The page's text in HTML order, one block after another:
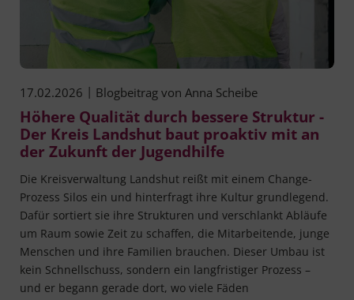
17.02.2026 | Blogbeitrag von Anna Scheibe
Höhere Qualität durch bessere Struktur -
Der Kreis Landshut baut proaktiv mit an
der Zukunft der Jugendhilfe
Die Kreisverwaltung Landshut reißt mit einem Change-
Prozess Silos ein und hinterfragt ihre Kultur grundlegend.
Dafür sortiert sie ihre Strukturen und verschlankt Abläufe
um Raum sowie Zeit zu schaffen, die Mitarbeitende, junge
Menschen und ihre Familien brauchen. Dieser Umbau ist
kein Schnellschuss, sondern ein langfristiger Prozess –
und er begann gerade dort, wo viele Fäden